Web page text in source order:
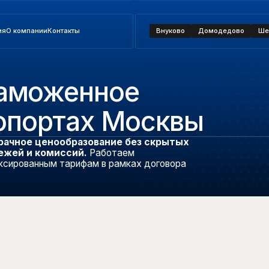
Домодедово Шереметьево
Москвы
ценообразование без скрытых
комиссий.Работаем
тарифам в рамках договора